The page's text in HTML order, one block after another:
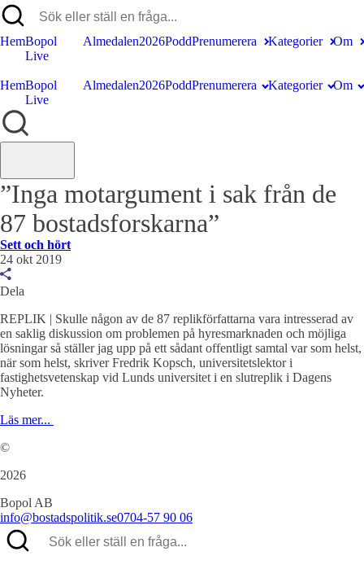
HemBopol
Live
Almedalen2026PoddPrenumerera Kategorier Om
HemBopol
Live
Almedalen2026PoddPrenumerera Kategorier Om
”Inga motargument i sak från de
87 bostadsforskarna”
Sett och hört
24 okt 2019
Dela
REPLIK | Skulle någon av de 87 replikförfattarna vara intresserad av
en saklig diskussion om problemen på hyresmarknaden och möjliga
lösningar så ställer jag upp på ett sådant offentligt samtal var som helst,
när som helst, skriver Fredrik Kopsch, universitetslektor i
fastighetsvetenskap vid Lunds universitet i en slutreplik i Dagens
Nyheter.
Läs mer...
©
2026
Bopol AB
info@bostadspolitik.se0704-57 90 06